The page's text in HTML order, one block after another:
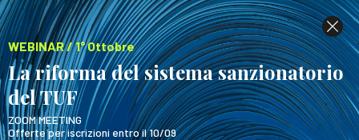
WEBINAR / 1° Ottobre
La riforma del sistema sanzionatorio
del TUF
ZOOM MEETING
Offerte per iscrizioni entro il 10/09